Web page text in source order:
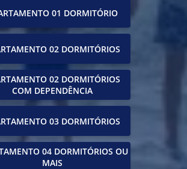
01 DORMITÓRIO
02 DORMITÓRIOS
02 DORMITÓRIOS
COM DEPENDÊNCIA
03 DORMITÓRIOS
04 DORMITÓRIOS OU
MAIS